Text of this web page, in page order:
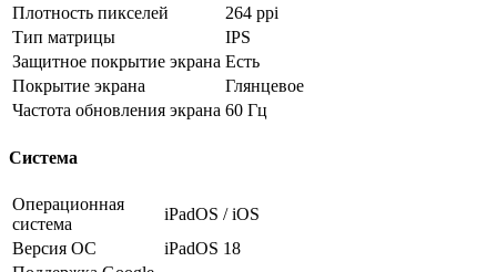
Плотность пикселей
264 ppi
Тип матрицы
IPS
Защитное покрытие экрана Есть
Покрытие экрана
Глянцевое
Частота обновления экрана 60 Гц
Система
Операционная
система
iPadOS / iOS
Версия ОС
iPadOS 18